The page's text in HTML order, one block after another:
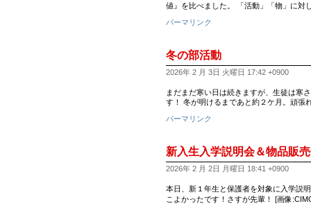
値』を比べました。 「活動」「物」に対
パーマリンク
冬の部活動
2026年 2 月 3日 火曜日 17:42 +0900
まだまだ寒い日は続きますが、生徒は寒
す！ 冬が明けるまであと約２ケ月。頑張
パーマリンク
新入生入学説明会＆物品販
2026年 2 月 2日 月曜日 18:41 +0900
本日、新１年生と保護者を対象に入学説
こよかったです！さすが先輩！ [画像